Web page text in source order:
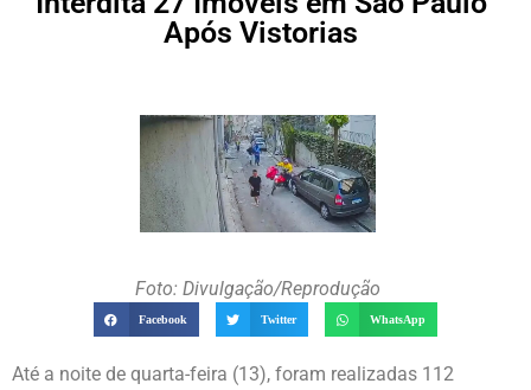
Após Vistorias
Foto: Divulgação/Reprodução
Facebook Twitter WhatsApp
Até a noite de quarta-feira (13), foram realizadas 112